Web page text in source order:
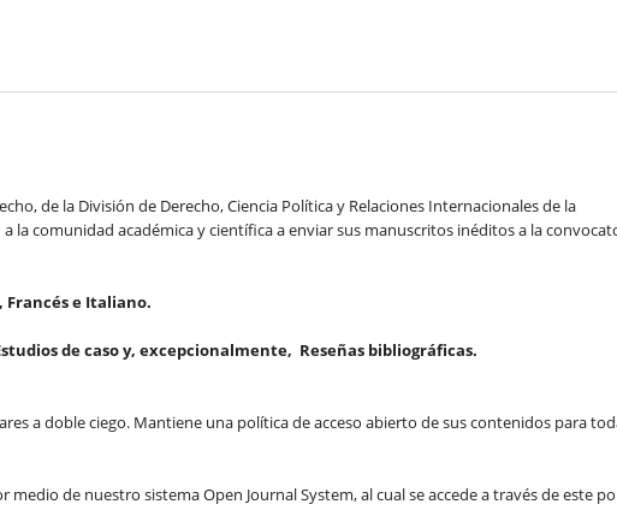
de la División de Derecho, Ciencia Política y Relaciones Internacionales de la
la comunidad académica y científica a enviar sus manuscritos inéditos a la
Francés e Italiano.
de caso y, excepcionalmente, Reseñas bibliográficas.
a doble ciego. Mantiene una política de acceso abierto de sus contenidos para
de nuestro sistema Open Journal System, al cual se accede a través de este